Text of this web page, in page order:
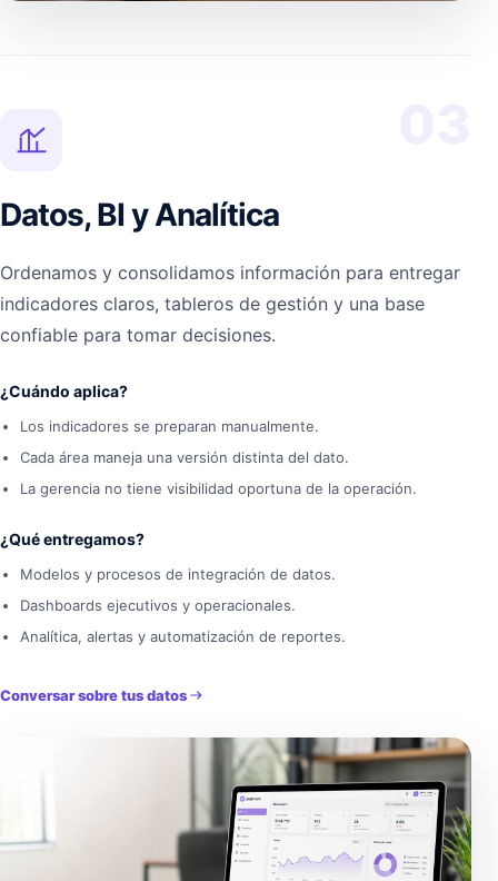
Datos, BI y Analítica
Ordenamos y consolidamos información para entregar
indicadores claros, tableros de gestión y una base
confiable para tomar decisiones.
¿Cuándo aplica?
Los indicadores se preparan manualmente.
Cada área maneja una versión distinta del dato.
La gerencia no tiene visibilidad oportuna de la operación.
¿Qué entregamos?
Modelos y procesos de integración de datos.
Dashboards ejecutivos y operacionales.
Analítica, alertas y automatización de reportes.
Conversar sobre tus datos